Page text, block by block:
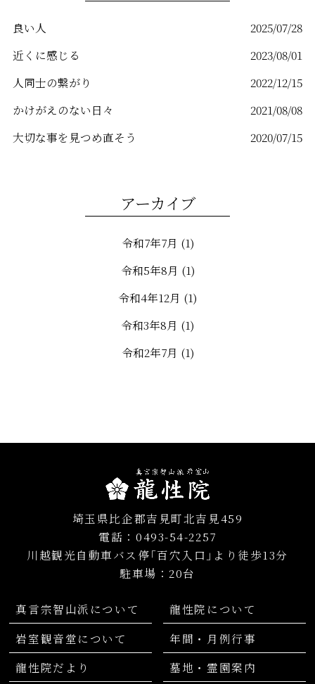
良い人
2025/07/28
近くに感じる
2023/08/01
人同士の繋がり
2022/12/15
かけがえのない日々
2021/08/08
大切な事を見つめ直そう
2020/07/15
アーカイブ
令和7年7月 (1)
令和5年8月 (1)
令和4年12月 (1)
令和3年8月 (1)
令和2年7月 (1)
平成27年7月(1)
平成26年8月(1)
埼玉県比企郡吉見町北吉見459
電話：0493-54-2257
川越観光自動車バス停｢百穴入口｣より徒歩13分
駐車場：20台
真言宗智山派について
龍性院について
岩室観音堂について
年間・月例行事
龍性院だより
墓地・霊園案内